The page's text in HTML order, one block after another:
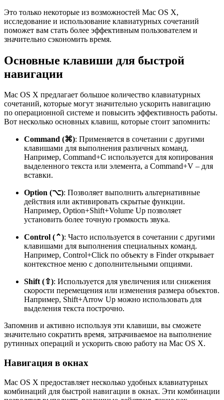
Это только некоторые из возможностей Mac OS X,
исследование и использование клавиатурных сочетаний
поможет вам стать более эффективным пользователем и
значительно сэкономить время.
Основные клавиши для быстрой
навигации
Mac OS X предлагает большое количество клавиатурных
сочетаний, которые могут значительно ускорить навигацию
по операционной системе и повысить эффективность работы.
Вот несколько основных клавиш, которые стоит запомнить:
Command (⌘): Применяется в сочетании с другими
клавишами для выполнения различных команд.
Например, Command+C используется для копирования
выделенного текста или элемента, а Command+V – для
вставки.
Option (⌥): Позволяет выполнить альтернативные
действия или активировать скрытые функции.
Например, Option+Shift+Volume Up позволяет
установить более точную громкость звука.
Control (⌃): Часто используется в сочетании с другими
клавишами для выполнения специальных команд.
Например, Control+Click по объекту в Finder открывает
контекстное меню с дополнительными опциями.
Shift (⇧): Используется для увеличения или снижения
скорости перемещения или изменения размера объектов.
Например, Shift+Arrow Up можно использовать для
выделения текста построчно.
Запомнив и активно используя эти клавиши, вы сможете
значительно сократить время, затрачиваемое на выполнение
рутинных операций и ускорить свою работу на Mac OS X.
Навигация в окнах
Mac OS X предоставляет несколько удобных клавиатурных
комбинаций для быстрой навигации в окнах. Эти комбинации